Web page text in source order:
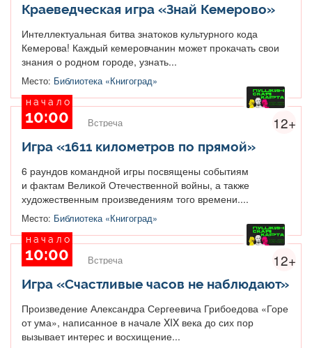
Краеведческая игра «Знай Кемерово»
Интеллектуальная битва знатоков культурного кода
Кемерова! Каждый кемеровчанин может прокачать свои
знания о родном городе, узнать...
Место: Библиотека «Книгоград»
12+
начало
10:00 Встреча
Игра «1611 километров по прямой»
6 раундов командной игры посвящены событиям
и фактам Великой Отечественной войны, а также
художественным произведениям того времени....
Место: Библиотека «Книгоград»
12+
начало
10:00 Встреча
Игра «Счастливые часов не наблюдают»
Произведение Александра Сергеевича Грибоедова «Горе
от ума», написанное в начале XIX века до сих пор
вызывает интерес и восхищение...